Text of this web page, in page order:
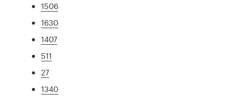
1506
1630
1407
511
27
1340